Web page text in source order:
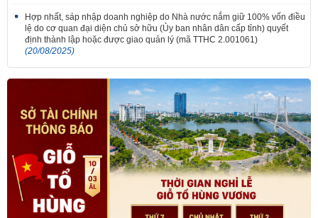
Hợp nhất, sáp nhập doanh nghiệp do Nhà nước nắm giữ 100% vốn điều
lệ do cơ quan đại diện chủ sở hữu (Ủy ban nhân dân cấp tỉnh) quyết
định thành lập hoặc được giao quản lý (mã TTHC 2.001061)
(20/08/2025)